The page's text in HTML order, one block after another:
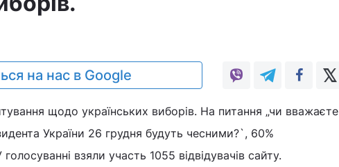
на нас в Google
щодо українських виборів. На питання „чи вважаєте
України 26 грудня будуть чесними?`, 60%
голосуванні взяли участь 1055 відвідувачів сайту.